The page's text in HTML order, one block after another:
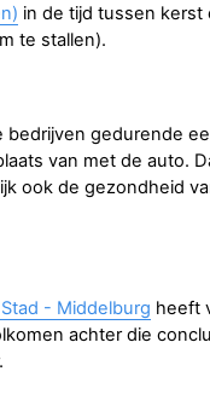
in de tijd tussen kerst
te stallen).
gedurende
van met de auto.
ook de gezondheid
- Middelburg heeft
achter die